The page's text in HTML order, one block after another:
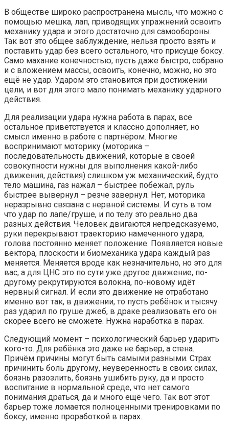
В обществе широко распространена мысль, что можно с
помощью мешка, лап, приводящих упражнений освоить
механику удара и этого достаточно для самообороны.
Так вот это общее заблуждение, нельзя просто взять и
поставить удар без всего остального, что присуще боксу.
Само махание конечностью, пусть даже быстро, собрано
и с вложением массы, освоить, конечно, можно, но это
ещё не удар. Ударом это становится при достижении
цели, и вот для этого мало понимать механику ударного
действия.
Для реализации удара нужна работа в парах, все
остальное приветствуется и классно дополняет, но
смысл именно в работе с партнёром. Многие
воспринимают моторику (моторика –
последовательность движений, которые в своей
совокупности нужны для выполнения какой-либо
движения, действия) слишком уж механический, будто
тело машина, газ нажал – быстрее побежал, руль
быстрее вывернул – резче завернул. Нет, моторика
неразрывно связана с нервной системы. И суть в том
что удар по лапе/груше, и по телу это реально два
разных действия. Человек двигаются непредсказуемо,
руки перекрывают траекторию намеченного удара,
голова постоянно меняет положение. Появляется новые
вектора, плоскости и биомеханика удара каждый раз
меняется. Меняется вроде как незначительно, но это для
вас, а для ЦНС это по сути уже другое движение, по-
другому рекрутируются волокна, по-новому идёт
нервный сигнал. И если это движение не отработано
именно вот так, в движении, то пусть ребёнок и тысячу
раз ударил по груше джеб, в драке реализовать его он
скорее всего не сможете. Нужна наработка в парах.
Следующий момент – психологический барьер ударить
кого-то. Для ребёнка это даже не барьер, а стена.
Причём причины могут быть самыми разными. Страх
причинить боль другому, неуверенность в своих силах,
боязнь разозлить, боязнь ушибить руку, да и просто
воспитание в нормальной среде, что нет самого
понимания драться, да и много ещё чего. Так вот этот
барьер тоже ломается полноценными тренировками по
боксу, именно проработкой в парах.